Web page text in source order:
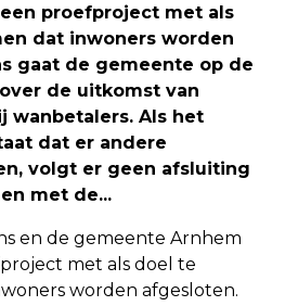
proefproject met als
dat inwoners worden
gaat de gemeente op de
de uitkomst van
wanbetalers. Als het
dat er andere
volgt er geen afsluiting
met de...
en de gemeente Arnhem
met als doel te
worden afgesloten.